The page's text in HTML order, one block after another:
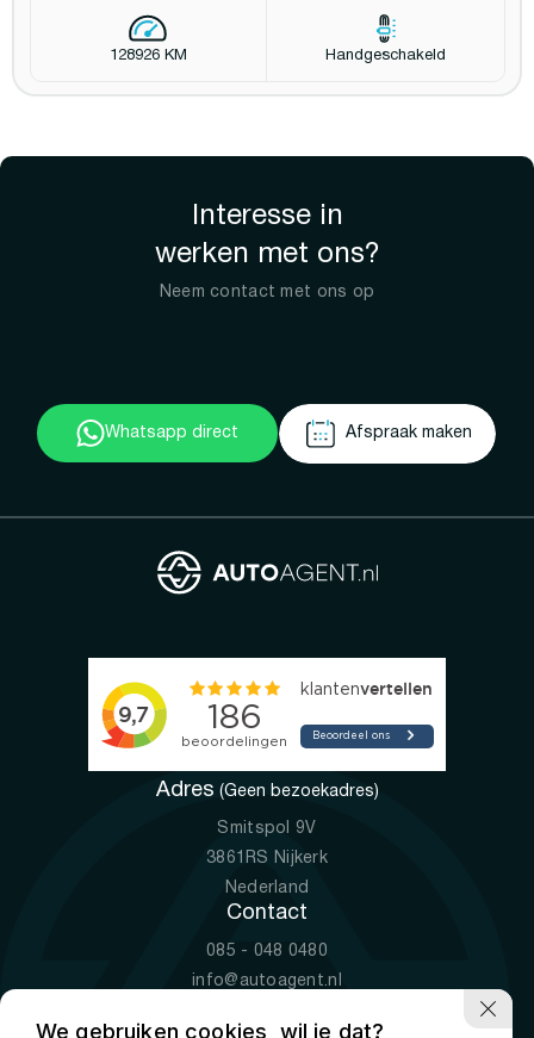
128926 KM Handgeschakeld
Interesse in
werken met ons?
Neem contact met ons op
Whatsapp direct Afspraak maken
Adres (Geen bezoekadres)
Smitspol 9V
3861RS Nijkerk
Nederland
Contact
085 - 048 0480
info@autoagent.nl
We gebruiken cookies, wil je dat?